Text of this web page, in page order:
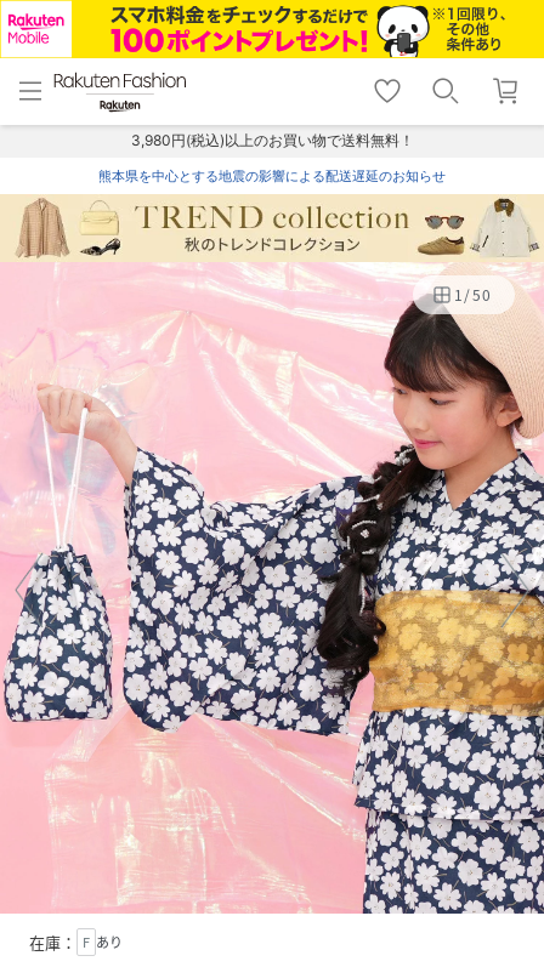
menu home
トップ
shopping_cart lock_outline
ログイン
3,980円(税込)以上のお買い物で送料無料！
熊本県を中心とする地震の影響による配送遅延のお知らせ
1/50
在庫： F あり